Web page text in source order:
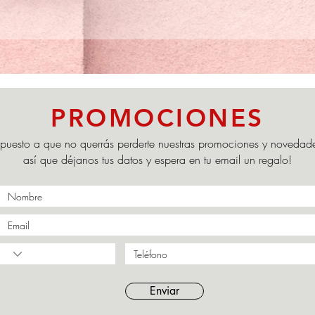
a que no querrás perderte nuestras promociones y
así que déjanos tus datos y espera en tu email un regalo!
PROMOCIONES
Enviar